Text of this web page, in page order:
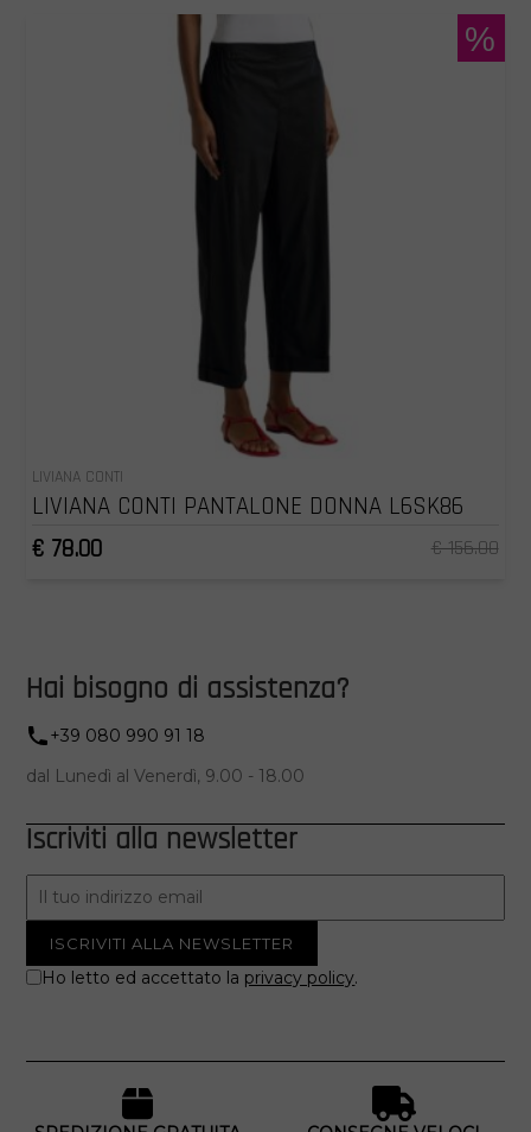
LIVIANA CONTI
LIVIANA CONTI PANTALONE DONNA L6SK86
€ 78.00
€ 156.00
%
Hai bisogno di assistenza?
+39 080 990 91 18
dal Lunedì al Venerdì, 9.00 - 18.00
Iscriviti alla newsletter
Ho letto ed accettato la privacy policy.